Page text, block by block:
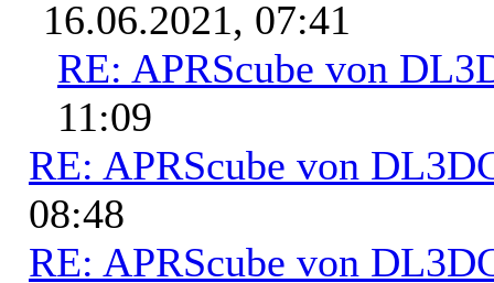
16.06.2021, 07:41
RE: APRScube von
11:09
RE: APRScube von
08:48
RE: APRScube von